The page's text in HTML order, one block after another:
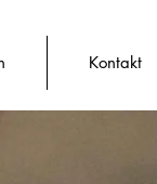
Kontakt